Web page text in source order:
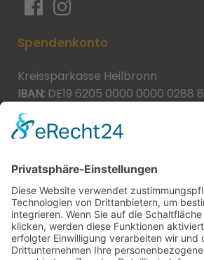
Spendenkonto
Kreissparkasse Heilbronn
IBAN: DE19 6205 0000 0000 0288
BIC:
Spende direkt via PayPal
JETZT SPENDEN
paypal@heilbronner-